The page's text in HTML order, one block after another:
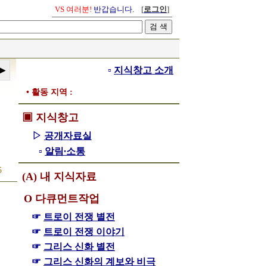
VS 여러분! 반갑습니다. [로그인]
▫ 지식창고 소개
• 활동 지역 :
▣ 지식창고
▷ 공개자료실
▫ 알림∙소통
(A) 내 지식자료
Ο 다큐먼트작업
☞ 트로이 전쟁 별전
☞ 트로이 전쟁 이야기
☞ 그리스 신화 별전
☞ 그리스 신화의 계보와 비극